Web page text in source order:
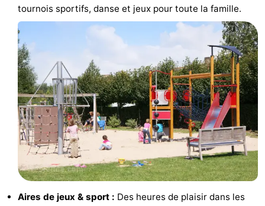
côte
Nature
Het
Zwin
Knokke-
Heist
Zeebrugge
Blankenberge
Wenduine
Le
Coq
Bredene
-
tournois sportifs, danse et jeux pour toute la famille.
Aires de jeux & sport : Des heures de plaisir dans les